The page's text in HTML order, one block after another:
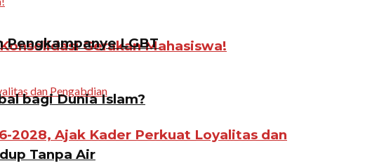
Gerakan Mahasiswa!
2028, Ajak Kader Perkuat Loyalitas dan
Pengkampanye LGBT
bagi Dunia Islam?
Tanpa Air